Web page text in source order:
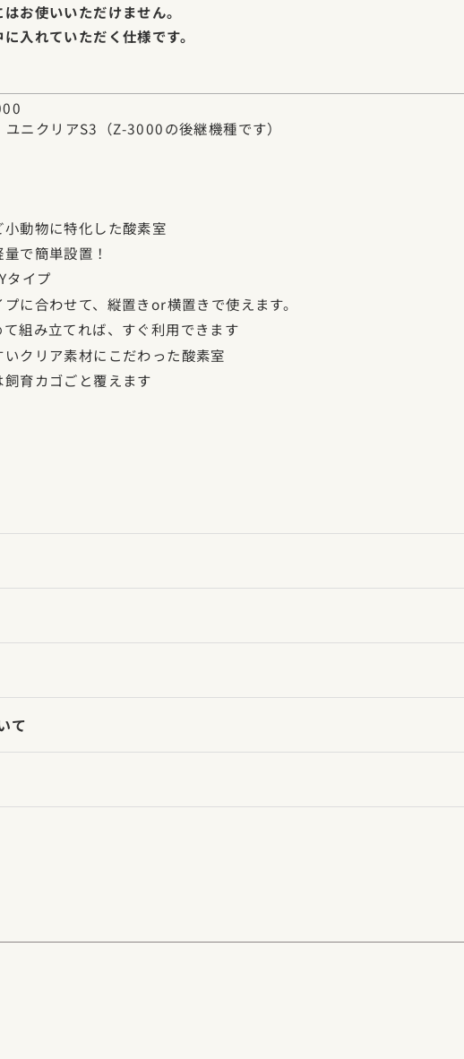
お使いいただけません。
入れていただく仕様です。
ニクリアS3（Z-3000の後継機種です）
動物に特化した酸素室
で簡単設置！
タイプ
に合わせて、縦置きor横置きで使えます。
組み立てれば、すぐ利用できます
クリア素材にこだわった酸素室
育カゴごと覆えます
て